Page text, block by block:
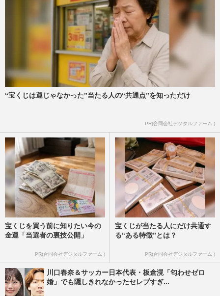
“宝くじは運じゃなかった”当たる人の“共通点”を知っただけ
PR(合同会社デジタルファーム )
宝くじを買う前に知りたい今の
金運「当選者の裏技公開」
PR(合同会社デジタルファーム )
宝くじが当たる人にだけ共通す
る“ある特徴”とは？
PR(合同会社デジタルファーム )
川口春奈＆サッカー日本代表・板倉滉「匂わせゼロ
婚」でも隠しきれなかったセレブすぎ...